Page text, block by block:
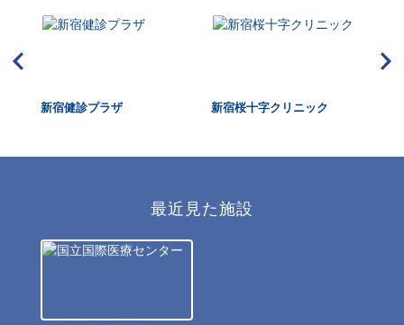
新宿健診プラザ 新宿桜十字クリニック
最近見た施設